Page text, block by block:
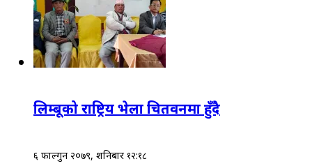
लिम्बूको राष्ट्रिय भेला चितवनमा हुँदै
६ फाल्गुन २०७९, शनिबार १२:१८